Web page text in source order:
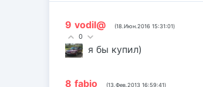
9 vodil@ (18.Июн.2016 15:31:01)
0
я бы купил)
8 fabio (13.Фев.2013 16:59:41)